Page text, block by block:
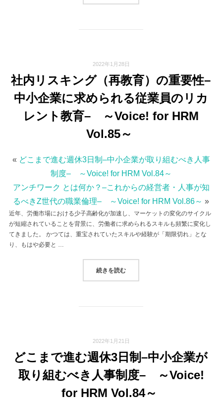
2022年1月28日
社内リスキング（再教育）の重要性–
中小企業に求められる従業員のリカ
レント教育– ～Voice! for HRM
Vol.85～
« どこまで進む週休3日制–中小企業が取り組むべき人事
制度– ～Voice! for HRM Vol.84～
アンチワーク とは何か？–これからの経営者・人事が知
るべきZ世代の職業倫理– ～Voice! for HRM Vol.86～ »
近年、労働市場における少子高齢化が加速し、マーケットの変化のサイクル
が短縮されていることを背景に、労働者に求められるスキルも頻繁に変化し
てきました。 かつては、重宝されていたスキルや経験が「期限切れ」とな
り、もはや必要と …
続きを読む“社内リスキング（再教育）の重
2022年1月21日
どこまで進む週休3日制–中小企業が
取り組むべき人事制度– ～Voice!
for HRM Vol.84～